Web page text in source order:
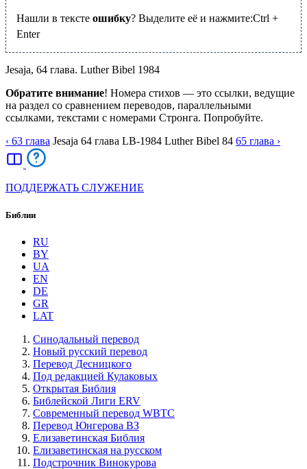
Нашли в тексте ошибку? Выделите её и нажмите:Ctrl +
Enter
Jesaja, 64 глава. Luther Bibel 1984
Обратите внимание! Номера стихов — это ссылки, ведущие
на раздел со сравнением переводов, параллельными
ссылками, текстами с номерами Стронга. Попробуйте.
‹ 63 глава Jesaja 64 глава LB-1984 Luther Bibel 84 65 глава ›
ПОДДЕРЖАТЬ СЛУЖЕНИЕ
Библии
RU
BY
UA
EN
DE
GR
LAT
Синодальный перевод
Новый русский перевод
Перевод Десницкого
Под редакцией Кулаковых
Открытая Библия
Библейской Лиги ERV
Cовременный перевод WBTC
Перевод Юнгерова ВЗ
Елизаветинская Библия
Елизаветинская на русском
Подстрочник Винокурова